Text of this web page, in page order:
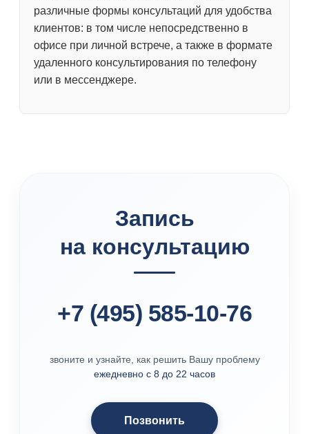
различные формы консультаций для удобства
клиентов: в том числе непосредственно в
офисе при личной встрече, а также в формате
удаленного консультирования по телефону
или в мессенджере.
Запись
на консультацию
+7 (495) 585-10-76
звоните и узнайте, как решить Вашу проблему
ежедневно с 8 до 22 часов
Позвонить